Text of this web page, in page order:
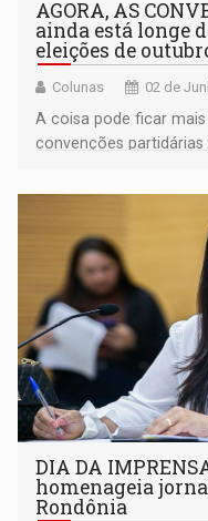
AGORA, AS
ainda está longe
eleições de
Colunas 02 de
A coisa pode ficar
convenções
DIA DA
homenageia
Rondônia